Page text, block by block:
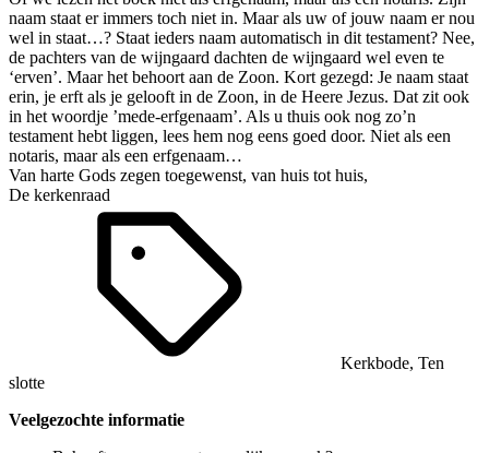
naam staat er immers toch niet in. Maar als uw of jouw naam er nou
wel in staat…? Staat ieders naam automatisch in dit testament? Nee,
de pachters van de wijngaard dachten de wijngaard wel even te
‘erven’. Maar het behoort aan de Zoon. Kort gezegd: Je naam staat
erin, je erft als je gelooft in de Zoon, in de Heere Jezus. Dat zit ook
in het woordje ’mede-erfgenaam’. Als u thuis ook nog zo’n
testament hebt liggen, lees hem nog eens goed door. Niet als een
notaris, maar als een erfgenaam…
Van harte Gods zegen toegewenst, van huis tot huis,
De kerkenraad
Kerkbode, Ten
slotte
Veelgezochte informatie